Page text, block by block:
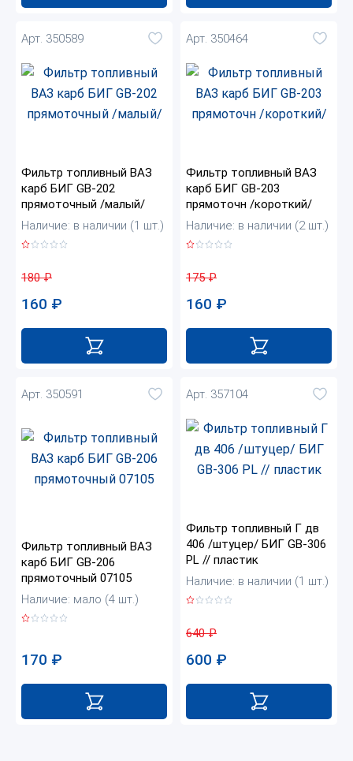
Арт. 350589
Фильтр топливный ВАЗ
карб БИГ GB-202
прямоточный /малый/
Наличие: в наличии (1 шт.)
180₽
160 ₽
Арт. 350464
Фильтр топливный ВАЗ
карб БИГ GB-203
прямоточн /короткий/
Наличие: в наличии (2 шт.)
175₽
160 ₽
Арт. 350591
Фильтр топливный ВАЗ
карб БИГ GB-206
прямоточный 07105
Наличие: мало (4 шт.)
170 ₽
Арт. 357104
Фильтр топливный Г дв
406 /штуцер/ БИГ GB-306
PL // пластик
Наличие: в наличии (1 шт.)
640₽
600 ₽